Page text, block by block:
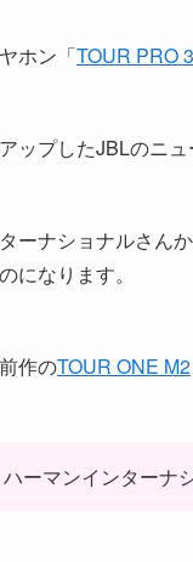
ホン「TOUR PRO 3
ップしたJBLのニ
ーナショナルさん
になります。
作のTOUR ONE M2
ーマンインターナ